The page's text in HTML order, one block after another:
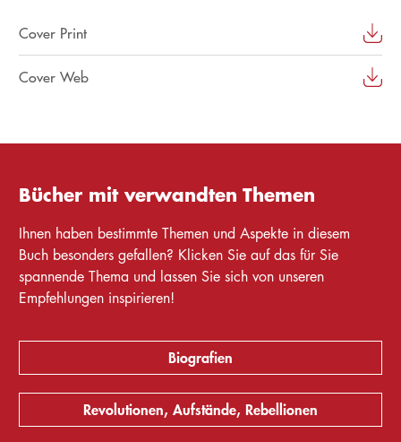
Cover Print
Cover Web
Bücher mit verwandten Themen
Ihnen haben bestimmte Themen und Aspekte in diesem
Buch besonders gefallen? Klicken Sie auf das für Sie
spannende Thema und lassen Sie sich von unseren
Empfehlungen inspirieren!
Biografien
Revolutionen, Aufstände, Rebellionen